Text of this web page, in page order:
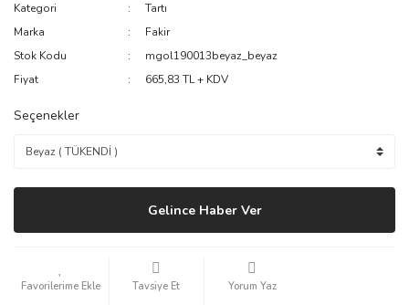
Kategori
Tartı
Marka
Fakir
Stok Kodu
mgol190013beyaz_beyaz
Fiyat
665,83 TL + KDV
Seçenekler
Gelince Haber Ver
Tavsiye Et Yorum Yaz